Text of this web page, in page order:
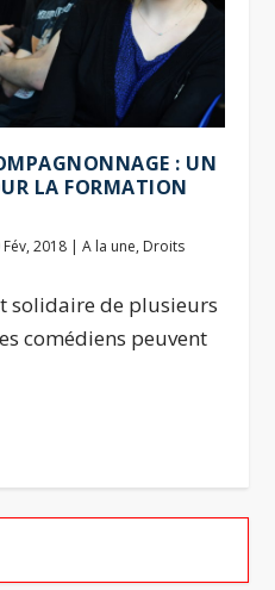
: UN
LA FORMATION
Fév, 2018 |A la une, Droits
solidaire de plusieurs
comédiens peuvent